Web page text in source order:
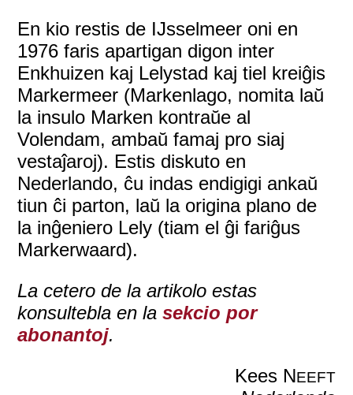
En kio restis de IJsselmeer oni en
1976 faris apartigan digon inter
Enkhuizen kaj Lelystad kaj tiel kreiĝis
Markermeer (Markenlago, nomita laŭ
la insulo Marken kontraŭe al
Volendam, ambaŭ famaj pro siaj
vestaĵaroj). Estis diskuto en
Nederlando, ĉu indas endigigi ankaŭ
tiun ĉi parton, laŭ la origina plano de
la inĝeniero Lely (tiam el ĝi fariĝus
Markerwaard).
La cetero de la artikolo estas
konsultebla en lasekcio por
abonantoj.
Kees NEEFT